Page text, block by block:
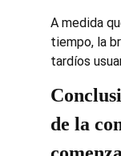
A medida
tiempo, la
tardíos
de la